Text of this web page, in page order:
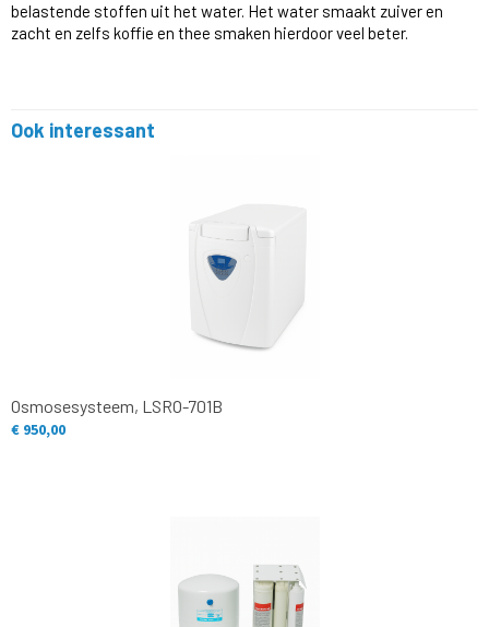
belastende stoffen uit het water. Het water smaakt zuiver en
zacht en zelfs koffie en thee smaken hierdoor veel beter.
Ook interessant
Osmosesysteem, LSRO-701B
€ 950,00